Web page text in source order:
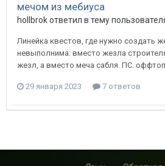
мечом из мебиуса
hollbrok ответил в тему
Линейка квестов, где нужно создать
невыполнима: вместо жезла
жезл, а вместо меча сабля. ПС. оффтоп
29 января 2023 7 ответов